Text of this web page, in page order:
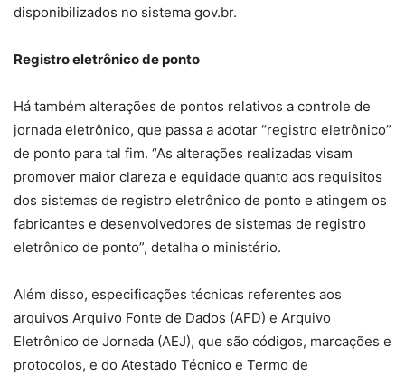
disponibilizados no sistema gov.br.
Registro eletrônico de ponto
Há também alterações de pontos relativos a controle de
jornada eletrônico, que passa a adotar “registro eletrônico”
de ponto para tal fim. “As alterações realizadas visam
promover maior clareza e equidade quanto aos requisitos
dos sistemas de registro eletrônico de ponto e atingem os
fabricantes e desenvolvedores de sistemas de registro
eletrônico de ponto”, detalha o ministério.
Além disso, especificações técnicas referentes aos
arquivos Arquivo Fonte de Dados (AFD) e Arquivo
Eletrônico de Jornada (AEJ), que são códigos, marcações e
protocolos, e do Atestado Técnico e Termo de